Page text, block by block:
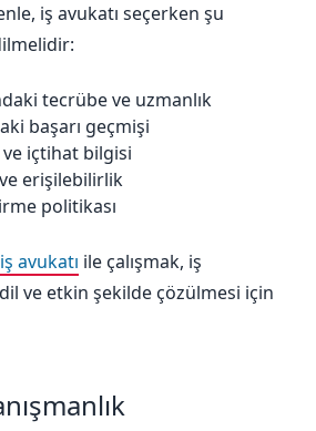
iş avukatı seçerken şu
tecrübe ve uzmanlık
başarı geçmişi
içtihat bilgisi
erişilebilirlik
politikası
avukatı ile çalışmak, iş
ve etkin şekilde çözülmesi için